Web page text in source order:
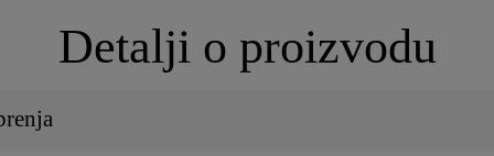
Detalji o proizvodu